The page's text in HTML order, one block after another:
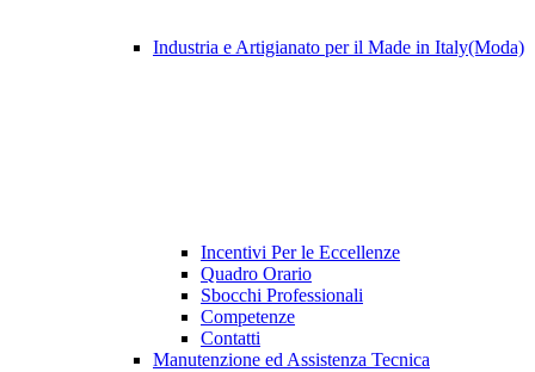
Industria e Artigianato per il Made in Italy(Moda)
Incentivi Per le Eccellenze
Quadro Orario
Sbocchi Professionali
Competenze
Contatti
Manutenzione ed Assistenza Tecnica